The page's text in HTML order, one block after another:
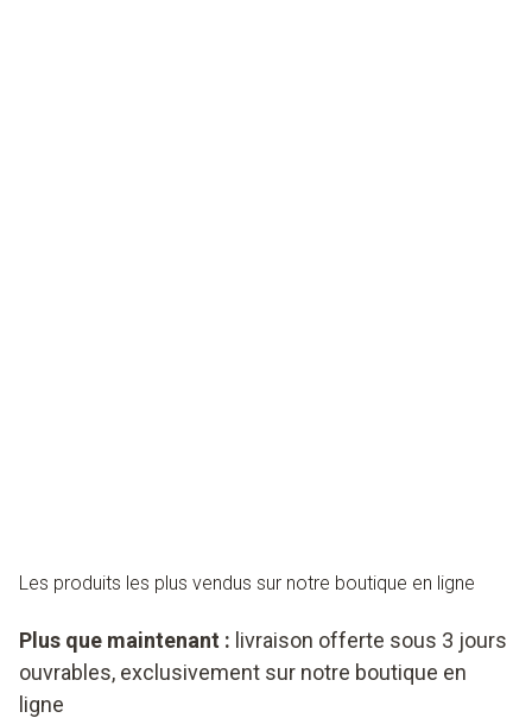
Les produits les plus vendus sur notre boutique en ligne
Plus que maintenant : livraison offerte sous 3 jours
ouvrables, exclusivement sur notre boutique en
ligne